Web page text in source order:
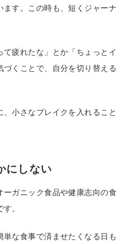
ます。 この時 も、短 く ジャーナ
て疲れた な」 とか「ちょっと イ
づく こと で、 自分を切り替える
、小さなブレイク を 入れる こと
にしない
ーガニック食品や健康志向の食
す。
単な食事で済ませたくなる 日 も